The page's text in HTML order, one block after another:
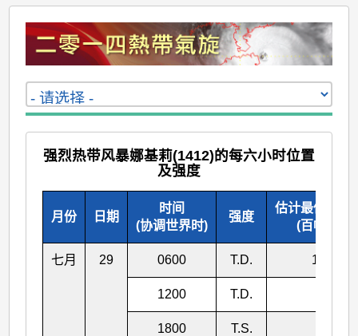
强烈热带风暴娜基莉(1412)的每六小时位置
及强度
月份 日期
时间
(协调世界时)
强度
估计最低中心
(百帕斯卡)
七月 29 0600 T.D. 1000
1200 T.D.
1800 T.S.